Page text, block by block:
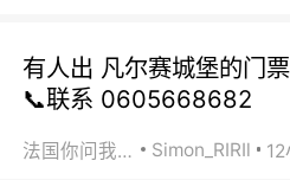
有人出 凡尔赛城堡的门
📞联系 0605668682
法国你问我答 Simon_RIRIl